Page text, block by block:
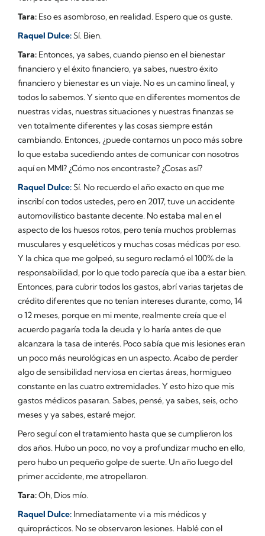
Tara: Eso es asombroso, en realidad. Espero que os guste.
Raquel Dulce:Sí. Bien.
Tara: Entonces, ya sabes, cuando pienso en el bienestar
financiero y el éxito financiero, ya sabes, nuestro éxito
financiero y bienestar es un viaje. No es un camino lineal, y
todos lo sabemos. Y siento que en diferentes momentos de
nuestras vidas, nuestras situaciones y nuestras finanzas se
ven totalmente diferentes y las cosas siempre están
cambiando. Entonces, ¿puede contarnos un poco más sobre
lo que estaba sucediendo antes de comunicar con nosotros
aquí en MMI? ¿Cómo nos encontraste? ¿Cosas así?
Raquel Dulce:Sí. No recuerdo el año exacto en que me
inscribí con todos ustedes, pero en 2017, tuve un accidente
automovilístico bastante decente. No estaba mal en el
aspecto de los huesos rotos, pero tenía muchos problemas
musculares y esqueléticos y muchas cosas médicas por eso.
Y la chica que me golpeó, su seguro reclamó el 100% de la
responsabilidad, por lo que todo parecía que iba a estar bien.
Entonces, para cubrir todos los gastos, abrí varias tarjetas de
crédito diferentes que no tenían intereses durante, como, 14
o 12 meses, porque en mi mente, realmente creía que el
acuerdo pagaría toda la deuda y lo haría antes de que
alcanzara la tasa de interés. Poco sabía que mis lesiones eran
un poco más neurológicas en un aspecto. Acabo de perder
algo de sensibilidad nerviosa en ciertas áreas, hormigueo
constante en las cuatro extremidades. Y esto hizo que mis
gastos médicos pasaran. Sabes, pensé, ya sabes, seis, ocho
meses y ya sabes, estaré mejor.
Pero seguí con el tratamiento hasta que se cumplieron los
dos años. Hubo un poco, no voy a profundizar mucho en ello,
pero hubo un pequeño golpe de suerte. Un año luego del
primer accidente, me atropellaron.
Tara:Oh, Dios mío.
Raquel Dulce: Inmediatamente vi a mis médicos y
quiroprácticos. No se observaron lesiones. Hablé con el